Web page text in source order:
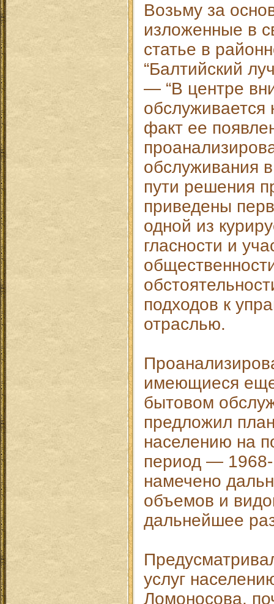
Возьму за
изложенные в
статье в
“Балтийский
— “В центре
обслуживается
факт ее
обслуживания
пути решения
приведены
одной из
гласности и
подходов к
отраслью.
имеющиеся
бытовом
предложил
населению на
период — 1968-
намечено
объемов и
дальнейшее
услуг
Ломоносова,